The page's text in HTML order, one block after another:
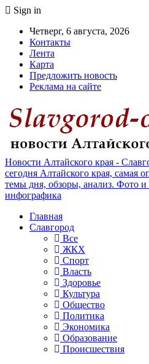
Sign in
Четверг, 6 августа, 2026
Контакты
Лента
Карта
Предложить новость
Реклама на сайте
Новости Алтайского края -
сегодня Алтайского края, самая
темы дня, обзоры, анализ. Фото и
инфографика
Главная
Славгород
Все
ЖКХ
Спорт
Власть
Здоровье
Культура
Общество
Политика
Экономика
Образование
Происшествия